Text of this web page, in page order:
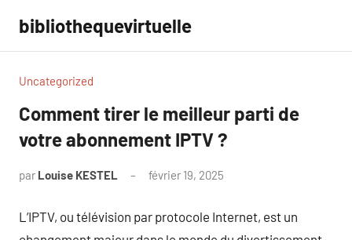
contenu
bibliothequevirtuelle
Uncategorized
Comment tirer le meilleur parti de
votre abonnement IPTV ?
par Louise KESTEL février 19, 2025
L’IPTV, ou télévision par protocole Internet, est un